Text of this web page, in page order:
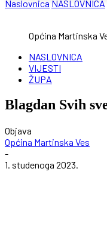
Naslovnica NASLOVNICA
Općina Martinska
NASLOVNICA
VIJESTI
ŽUPA
Blagdan Svih
Objava
Općina Martinska Ves
-
1. studenoga 2023.